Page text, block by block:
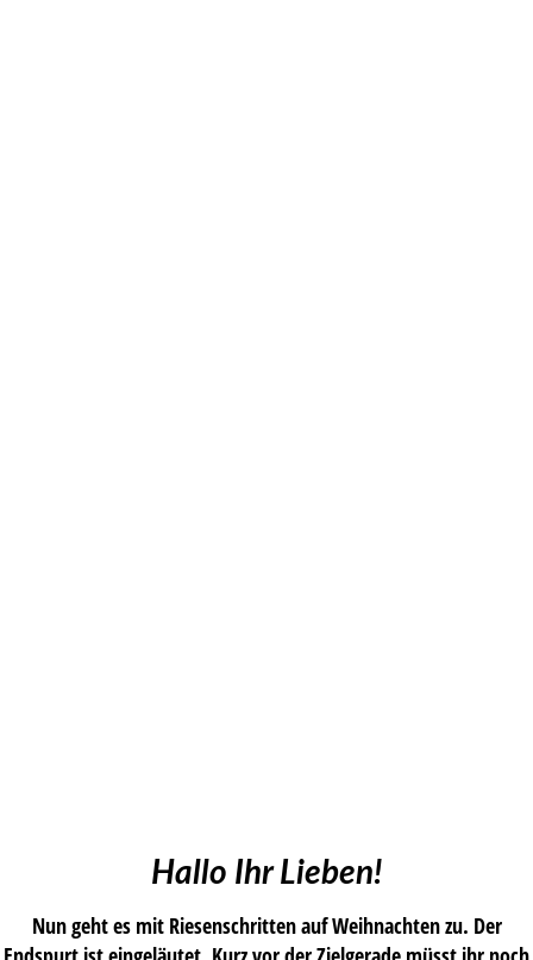
Hallo Ihr Lieben!
Nun geht es mit Riesenschritten auf Weihnachten zu. Der